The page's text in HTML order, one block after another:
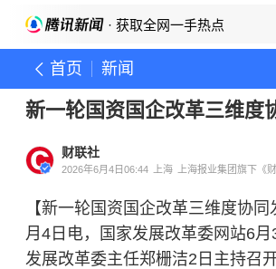
· 获取全网一手热点
首页 新闻
新一轮国资国企改革三维度
财联社
2026年6月4日06:44 上海
上海报业集团旗下《
【新一轮国资国企改革三维度协
月4日电，国家发展改革委网站6
发展改革委主任郑栅洁2日主持召